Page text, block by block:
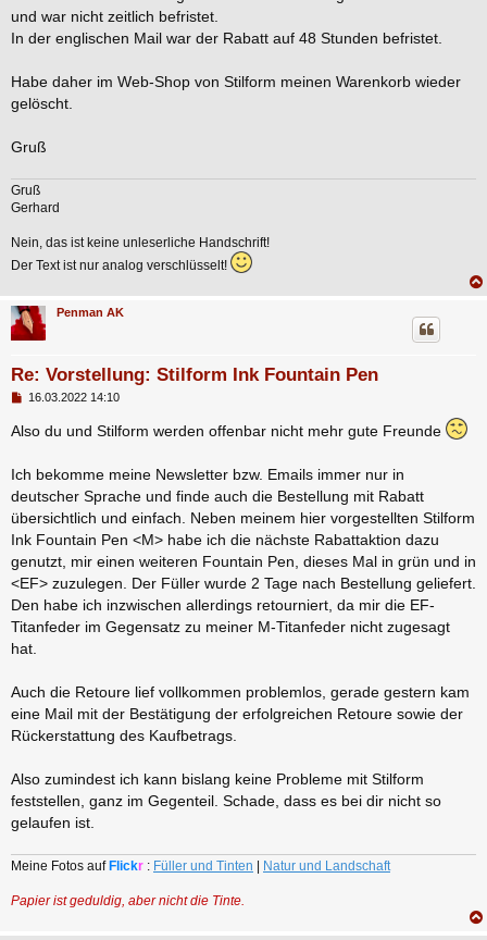
und war nicht zeitlich befristet.
In der englischen Mail war der Rabatt auf 48 Stunden befristet.
Habe daher im Web-Shop von Stilform meinen Warenkorb wieder
gelöscht.
Gruß
Gruß
Gerhard
Nein, das ist keine unleserliche Handschrift!
Der Text ist nur analog verschlüsselt!
Penman AK
Re: Vorstellung: Stilform Ink Fountain Pen
B
i
t
a
g
16.03.2022 14:10
Also du und Stilform werden offenbar nicht mehr gute Freunde
Ich bekomme meine Newsletter bzw. Emails immer nur in
deutscher Sprache und finde auch die Bestellung mit Rabatt
übersichtlich und einfach. Neben meinem hier vorgestellten Stilform
Ink Fountain Pen <M> habe ich die nächste Rabattaktion dazu
genutzt, mir einen weiteren Fountain Pen, dieses Mal in grün und in
<EF> zuzulegen. Der Füller wurde 2 Tage nach Bestellung geliefert.
Den habe ich inzwischen allerdings retourniert, da mir die EF-
Titanfeder im Gegensatz zu meiner M-Titanfeder nicht zugesagt
hat.
Auch die Retoure lief vollkommen problemlos, gerade gestern kam
eine Mail mit der Bestätigung der erfolgreichen Retoure sowie der
Rückerstattung des Kaufbetrags.
Also zumindest ich kann bislang keine Probleme mit Stilform
feststellen, ganz im Gegenteil. Schade, dass es bei dir nicht so
gelaufen ist.
Meine Fotos auf Flickr : Füller und Tinten Natur und Landschaft
Papier ist geduldig, aber nicht die Tinte.